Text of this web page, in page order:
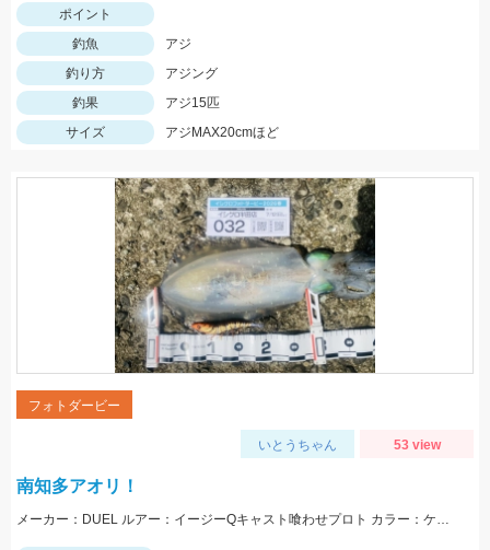
ポイント
釣魚
アジ
釣り方
アジング
釣果
アジ15匹
サイズ
アジMAX20cmほど
フォトダービー
いとうちゃん 53 view
南知多アオリ！
メーカー：DUEL ルアー：イージーQキャスト喰わせプロト カラー：ケイムラブラウンゴールド